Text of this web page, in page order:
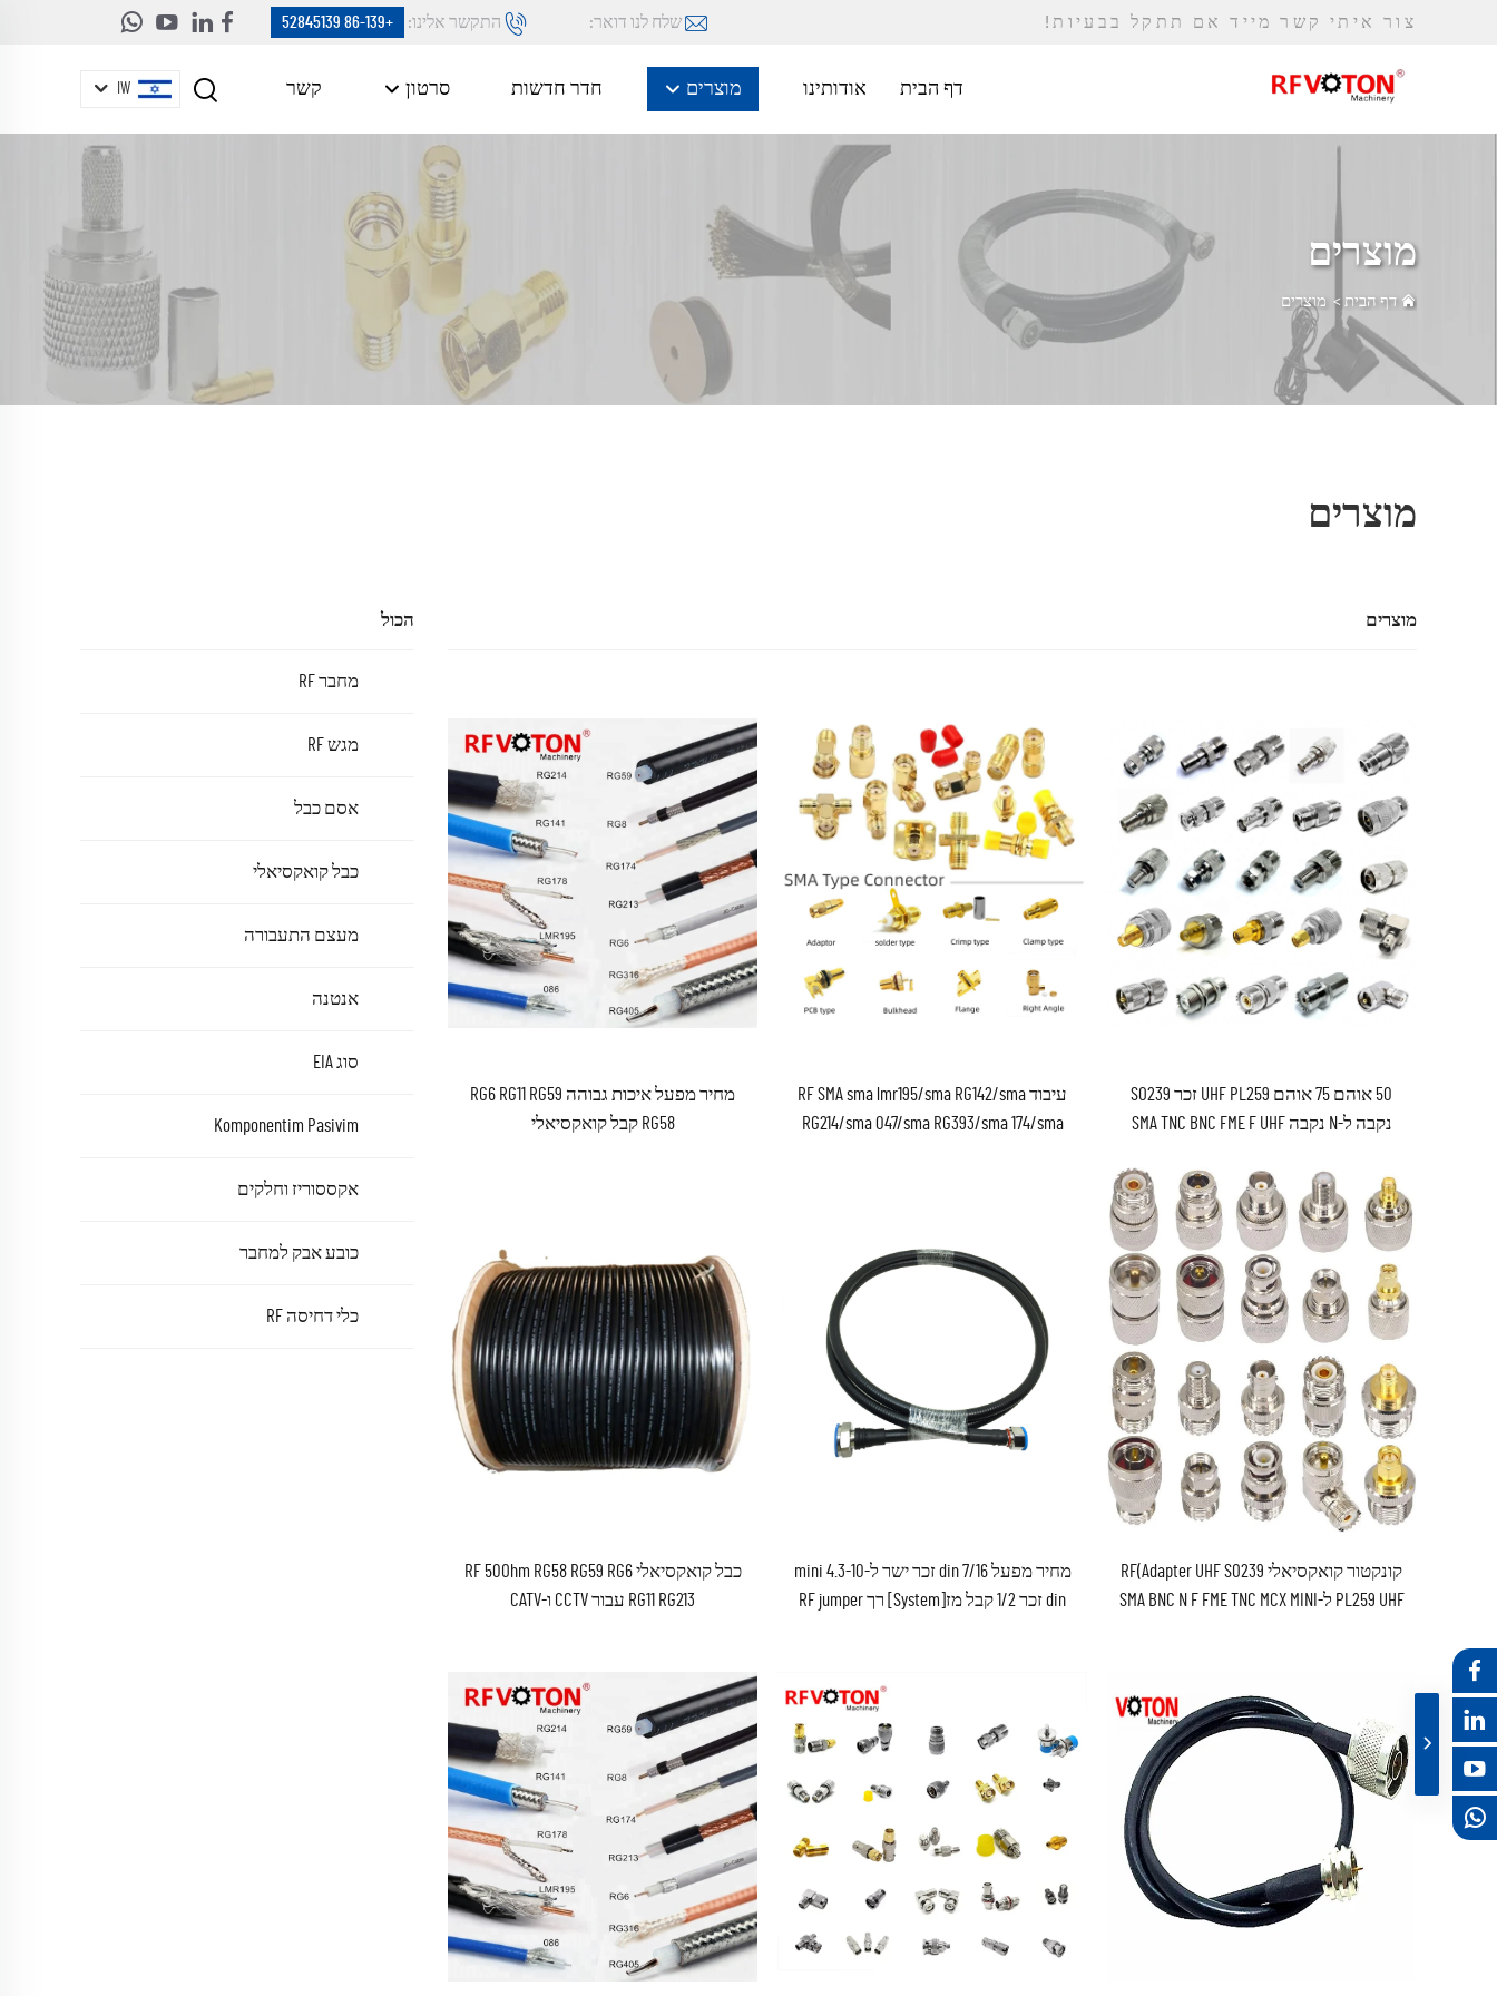
צור איתי קשר מייד אם תתקל בבעיות! שלח לנו דואר: התקשר אלינו: +86-139 52845139
דף הבית אודותינו מוצרים חדר חדשות סרטון קשר IW
מוצרים
דף הבית > מוצרים
מוצרים
הכול
מחבר RF
מגש RF
אסם כבל
כבל קואקסיאלי
מעצם התעבורה
אנטנה
סוג EIA
Komponentim Pasivim
אקססוריז וחלקים
כובע אבק למחבר
כלי דחיסה RF
מוצרים
50 אוהם 75 אוהם UHF PL259 זכר SO239
נקבה ל-N נקבה SMA TNC BNC FME F UHF
עיבוד RF SMA sma lmr195/sma RG142/sma
RG214/sma 047/sma RG393/sma 174/sma
מחיר מפעל איכות גבוהה RG6 RG11 RG59
RG58 קבל קואקסיאלי
קונקטור קואקסיאלי RF(Adapter UHF SO239
PL259 UHF ל-SMA BNC N F FME TNC MCX MINI
מחיר מפעל 7/16 din זכר ישר ל-4.3-10 mini
din זכר 1/2 קבל מז[System] רך RF jumper
כבל קואקסיאלי RF 50Ohm RG58 RG59 RG6
RG11 RG213 עבור CCTV ו-CATV